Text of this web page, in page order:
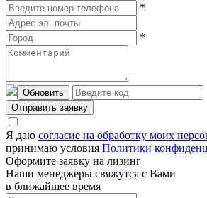
*
*
Обновить
Отправить заявку
Я даю согласие на обработку моих
принимаю условия Политики
Оформите заявку на лизинг
Наши менеджеры свяжутся с Вами
в ближайшее время